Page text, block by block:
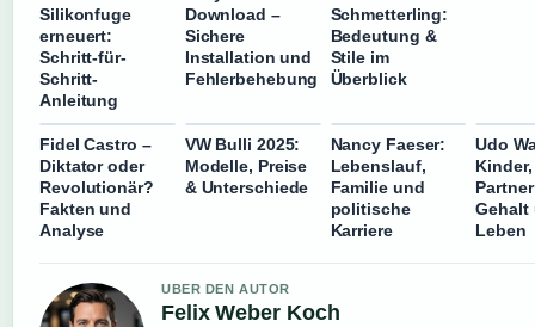
Silikonfuge
erneuert:
Schritt-für-
Schritt-
Anleitung
Download –
Sichere
Installation und
Fehlerbehebung
Schmetterling:
Bedeutung &
Stile im
Überblick
Fidel Castro –
Diktator oder
Revolutionär?
Fakten und
Analyse
VW Bulli 2025:
Modelle, Preise
& Unterschiede
Nancy Faeser:
Lebenslauf,
Familie und
politische
Karriere
Udo
Kinder,
Gehalt
Leben
UBER DEN AUTOR
Felix Weber Koch